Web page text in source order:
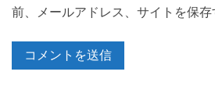
前、メールアドレス、サイトを保存